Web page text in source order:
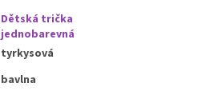
Dětská trička
jednobarevná
tyrkysová
bavlna